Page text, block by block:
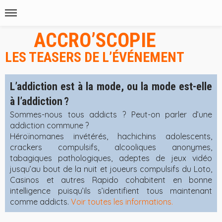
ACCRO’SCOPIE
LES TEASERS DE L’ÉVÉNEMENT
L’addiction est à la mode, ou la mode est-elle
à l’addiction ?
Sommes-nous tous addicts ? Peut-on parler d’une
addiction commune ?
Héroïnomanes invétérés, hachichins adolescents,
crackers compulsifs, alcooliques anonymes,
tabagiques pathologiques, adeptes de jeux vidéo
jusqu’au bout de la nuit et joueurs compulsifs du Loto,
Casinos et autres Rapido cohabitent en bonne
intelligence puisqu’ils s’identifient tous maintenant
comme addicts. Voir toutes les informations.